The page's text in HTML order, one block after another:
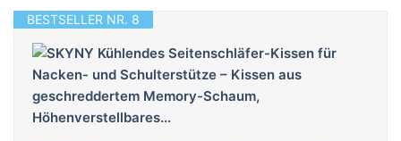
BESTSELLER NR. 8